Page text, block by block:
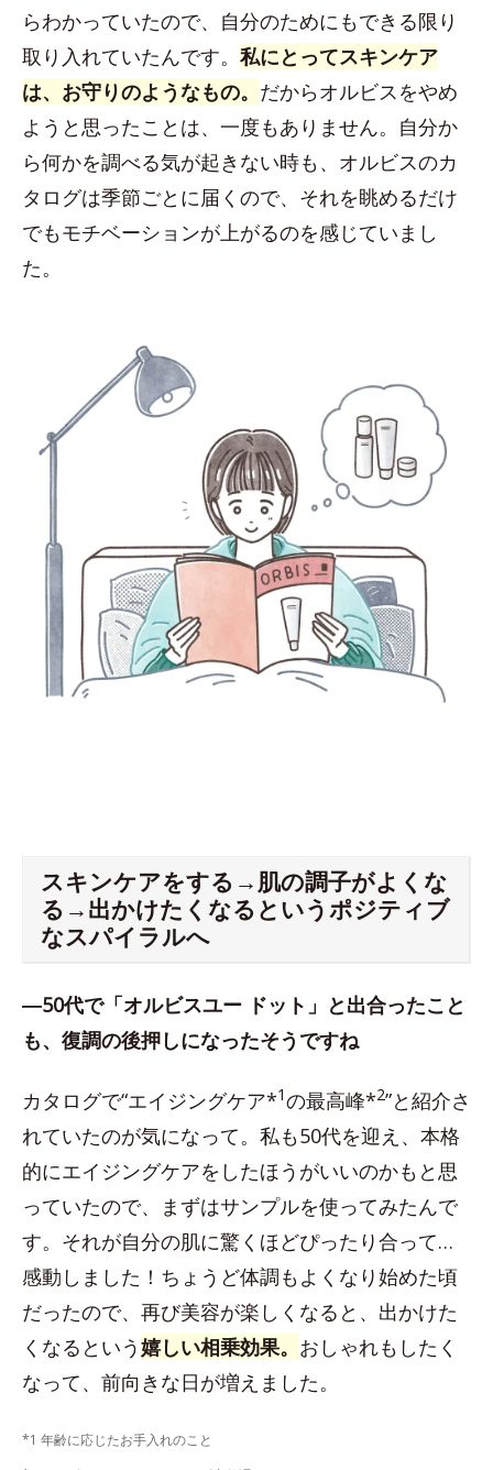
らわかっていたので、自分のためにもできる限り
取り入れていたんです。 私にとってスキンケア
は、お守りのようなもの。 だからオルビスをやめ
ようと思ったことは、一度もありません。自分か
ら何かを調べる気が起きない時も、オルビスのカ
タログは季節ごとに届くので、それを眺めるだけ
でもモチベーションが上がるのを感じていまし
た。
スキンケアをする→肌の調子がよくな
る→出かけたくなるというポジティブ
なスパイラルへ
―50代で「オルビスユー ドット」と出合ったこと
も、復調の後押しになったそうですね
カタログで“エイジングケア*1の最高峰*2”と紹介さ
れていたのが気になって。私も50代を迎え、本格
的にエイジングケアをしたほうがいいのかもと思
っていたので、まずはサンプルを使ってみたんで
す。それが自分の肌に驚くほどぴったり合って…
感動しました！ちょうど体調もよくなり始めた頃
だったので、再び美容が楽しくなると、出かけた
くなるという嬉しい相乗効果。 おしゃれもしたく
なって、前向きな日が増えました。
*1 年齢に応じたお手入れのこと